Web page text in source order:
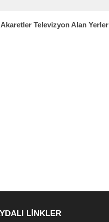
Akaretler Televizyon Alan Yerler
LİNKLER